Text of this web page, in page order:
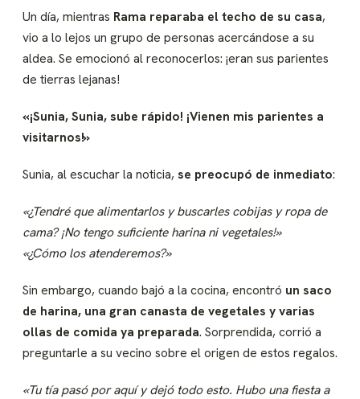
Un día, mientras Rama reparaba el techo de su casa,
vio a lo lejos un grupo de personas acercándose a su
aldea. Se emocionó al reconocerlos: ¡eran sus parientes
de tierras lejanas!
«¡Sunia, Sunia, sube rápido! ¡Vienen mis parientes a
visitarnos!»
Sunia, al escuchar la noticia, se preocupó de inmediato:
«¿Tendré que alimentarlos y buscarles cobijas y ropa de
cama? ¡No tengo suficiente harina ni vegetales!»
«¿Cómo los atenderemos?»
Sin embargo, cuando bajó a la cocina, encontró un saco
de harina, una gran canasta de vegetales y varias
ollas de comida ya preparada. Sorprendida, corrió a
preguntarle a su vecino sobre el origen de estos regalos.
«Tu tía pasó por aquí y dejó todo esto. Hubo una fiesta a